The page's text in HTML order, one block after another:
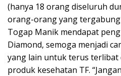
(hanya 18 orang diseluruh
orang-orang yang tergabung
Togap Manik mendapat
Diamond, semoga menjadi
yang lain untuk terus terlibat
produk kesehatan TF.